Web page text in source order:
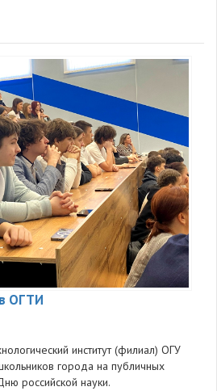
ОГТИ
институт (филиал) ОГУ
города на публичных
российской науки.